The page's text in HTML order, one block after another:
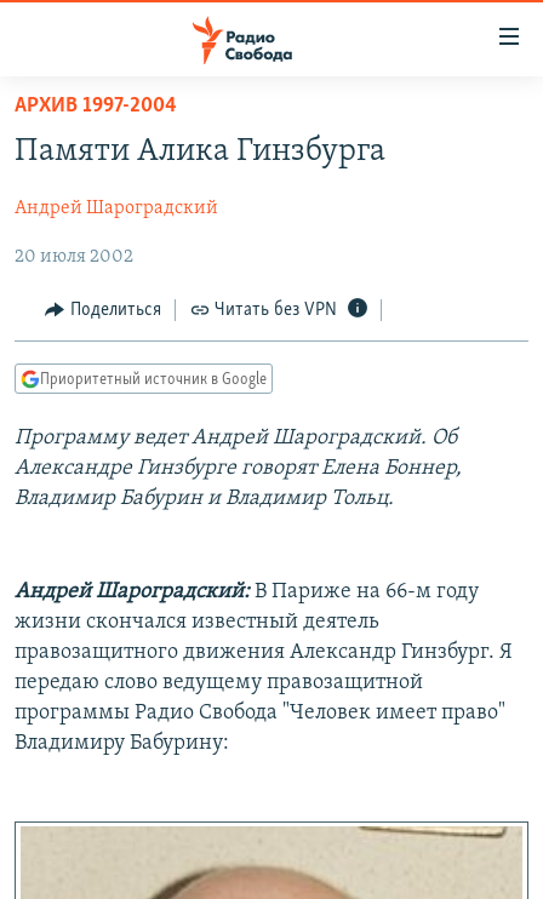
упрощенного
доступа
содержанию
Вернутся
главной
навигации
поиску
АВТОРСКИЕ ПРОЕКТЫ
ЦИТАТЫ СВОБОДЫ
МНЕНИЯ
КУЛЬТУРА
IDEL.РЕАЛИИ
КАВКАЗ.РЕАЛИИ
СЕВЕР.РЕАЛИИ
ПОДПИШИТЕСЬ НА РАССЫЛКУ
СОЦИАЛЬНЫЕ СЕТИ
АРХИВ 1997-2004
Памяти Алика Гинзбурга
Андрей Шароградский
20 июля 2002
Поделиться Читать без VPN
Приоритетный источник в Google
Программу ведет Андрей Шароградский. Об
Александре Гинзбурге говорят Елена Боннер,
Владимир Бабурин и Владимир Тольц.
Андрей Шароградский:В Париже на 66-м году
жизни скончался известный деятель
правозащитного движения Александр Гинзбург. Я
передаю слово ведущему правозащитной
программы Радио Свобода "Человек имеет право"
Владимиру Бабурину: